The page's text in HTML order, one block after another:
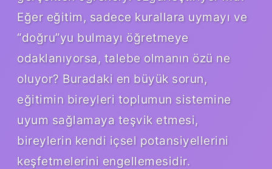
Eğer eğitim, sadece kurallara uymayı ve
“doğru”yu bulmayı öğretmeye
odaklanıyorsa, talebe olmanın özü ne
oluyor? Buradaki en büyük sorun,
eğitimin bireyleri toplumun sistemine
uyum sağlamaya teşvik etmesi,
bireylerin kendi içsel potansiyellerini
keşfetmelerini engellemesidir.